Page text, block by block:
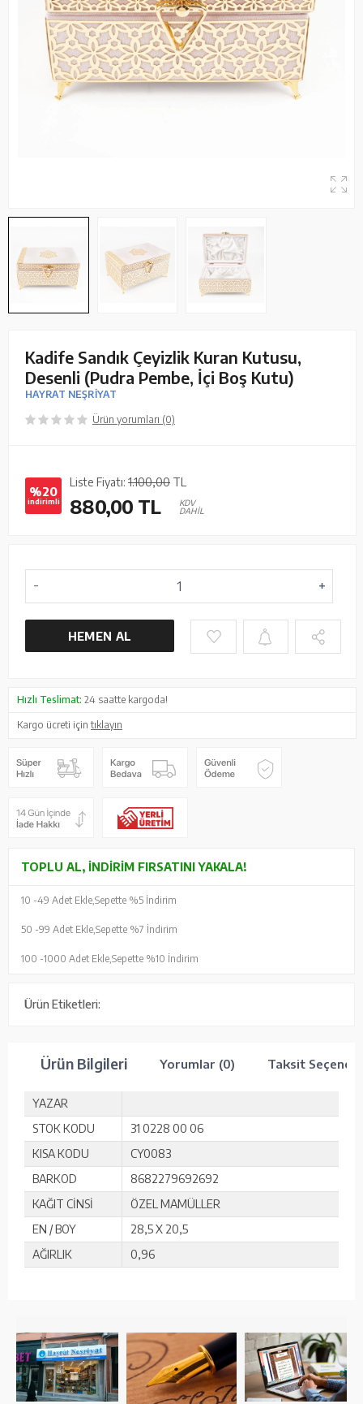
Kadife Sandık Çeyizlik Kuran Kutusu,
Desenli (Pudra Pembe, İçi Boş Kutu)
HAYRAT NEŞRİYAT
Ürün yorumları (0)
%20
indirimli
Liste Fiyatı: 1.100,00 TL
880,00 TL
KDV
DAHİL
HEMEN AL
Hızlı Teslimat: 24 saatte kargoda!
Kargo ücreti içintıklayın
TOPLU AL, İNDIRIM FIRSATINI YAKALA!
10 -49 Adet Ekle, Sepette %5 İndirim
50 -99 Adet Ekle, Sepette %7 İndirim
100 -1000 Adet Ekle, Sepette %10 İndirim
Ürün Etiketleri:
Ürün Bilgileri Yorumlar (0) Taksit
YAZAR
STOK KODU
31 0228 00 06
KISA KODU
CY0083
BARKOD
8682279692692
KAĞIT CİNSİ
ÖZEL MAMÜLLER
EN / BOY
28,5 X 20,5
AĞIRLIK
0,96